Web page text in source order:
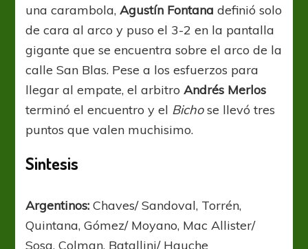
una carambola,Agustín Fontanadefinió solo
de cara al arco y puso el 3-2 en la pantalla
gigante que se encuentra sobre el arco de la
calle San Blas. Pese a los esfuerzos para
llegar al empate, el arbitroAndrés Merlos
terminó el encuentro y el Bichose llevó tres
puntos que valen muchisimo.
Sintesis
Argentinos: Chaves/ Sandoval, Torrén,
Quintana, Gómez/ Moyano, Mac Allister/
Sosa, Colman, Batallini/ Hauche